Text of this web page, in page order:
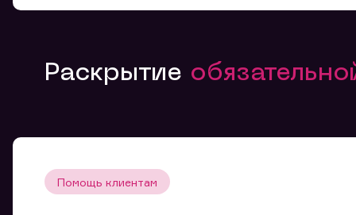
Раскрытие
Помощь клиентам